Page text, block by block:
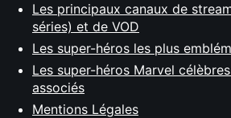
Les principaux canaux de
séries) et de VOD
Les super-héros les plus
Les super-héros Marvel
associés
Mentions Légales